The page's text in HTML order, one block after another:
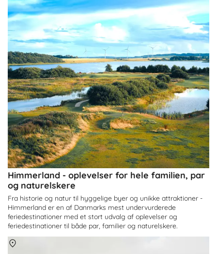
Himmerland - oplevelser for hele familien, par
og naturelskere
Fra historie og natur til hyggelige byer og unikke attraktioner -
Himmerland er en af Danmarks mest undervurderede
feriedestinationer med et stort udvalg af oplevelser og
feriedestinationer til både par, familier og naturelskere.